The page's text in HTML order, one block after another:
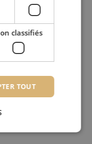
classifiés
TOUT